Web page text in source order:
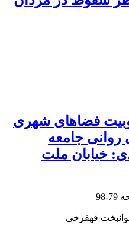
فضاهای شهری
جامعه
خیابان ملت
79-98
قهفرخی